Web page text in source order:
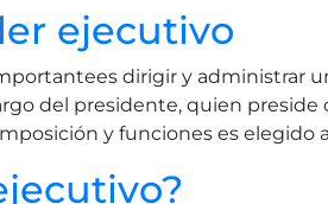
ejecutivo
dirigir y administrar
del presidente, quien
y funciones es elegido